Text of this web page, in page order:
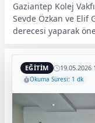
Gaziantep Kolej
Sevde Özkan ve Elif
derecesi yaparak
EĞİTİM 19.05.2026
Okuma Süresi: 1 dk